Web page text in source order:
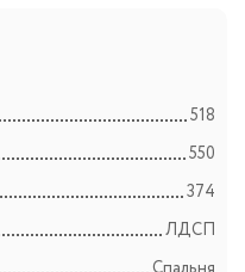
518
550
374
ЛДСП